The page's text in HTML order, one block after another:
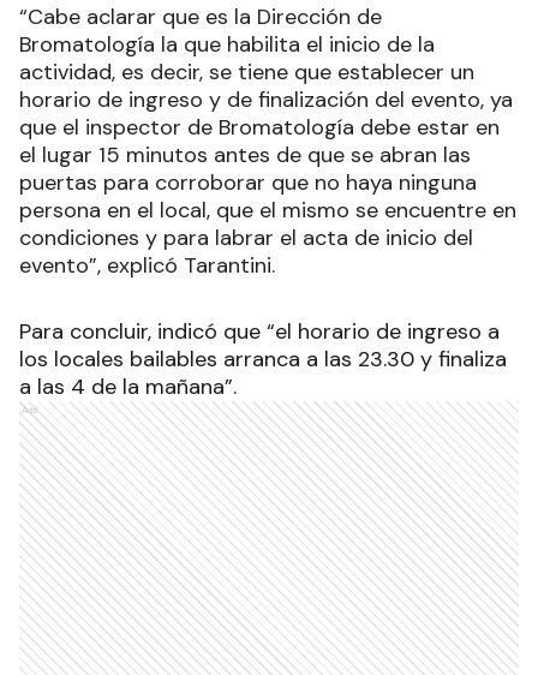
“Cabe aclarar que es la Dirección de
Bromatología la que habilita el inicio de la
actividad, es decir, se tiene que establecer un
horario de ingreso y de finalización del evento, ya
que el inspector de Bromatología debe estar en
el lugar 15 minutos antes de que se abran las
puertas para corroborar que no haya ninguna
persona en el local, que el mismo se encuentre en
condiciones y para labrar el acta de inicio del
evento”, explicó Tarantini.
Para concluir, indicó que “el horario de ingreso a
los locales bailables arranca a las 23.30 y finaliza
a las 4 de la mañana”.
Ads